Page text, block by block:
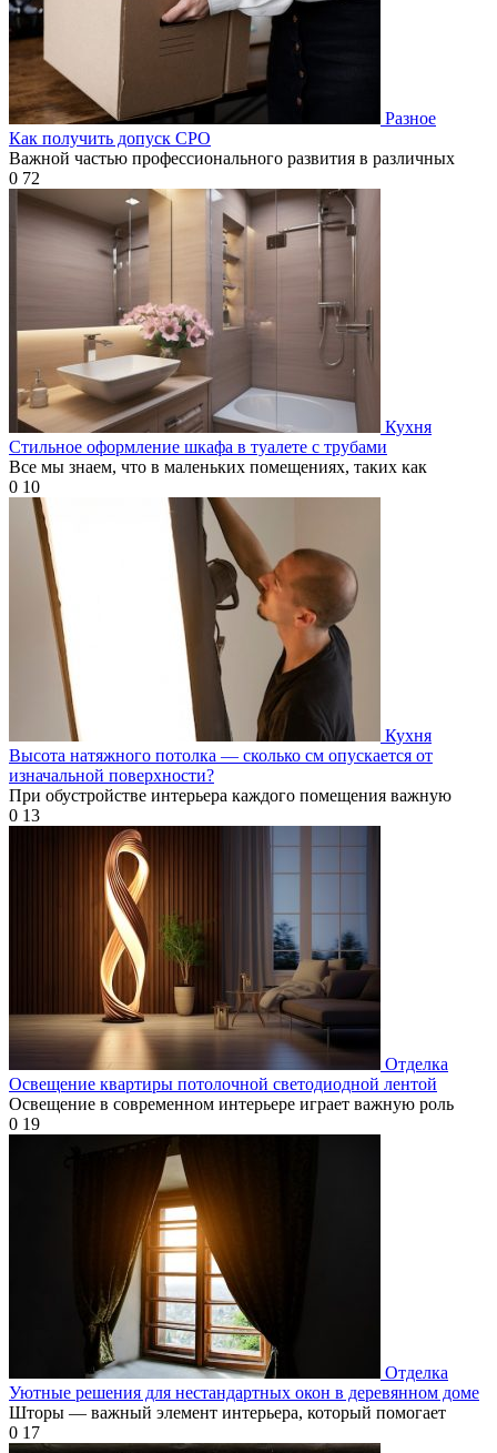
Разное
Как получить допуск СРО
Важной частью профессионального развития в различных
0 72
Кухня
Стильное оформление шкафа в туалете с трубами
Все мы знаем, что в маленьких помещениях, таких как
0 10
Кухня
Высота натяжного потолка — сколько см опускается от
изначальной поверхности?
При обустройстве интерьера каждого помещения важную
0 13
Отделка
Освещение квартиры потолочной светодиодной лентой
Освещение в современном интерьере играет важную роль
0 19
Отделка
Уютные решения для нестандартных окон в деревянном доме
Шторы — важный элемент интерьера, который помогает
0 17